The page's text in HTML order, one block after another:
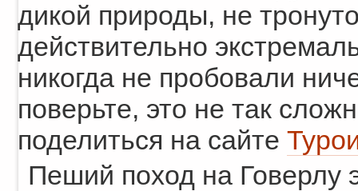
дикой природы, не
действительно
никогда не пробовали
поверьте, это не так
поделиться на сайте
Пеший поход на Говерлу